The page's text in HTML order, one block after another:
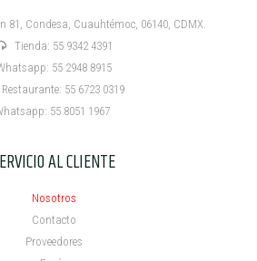
Condesa, Cuauhtémoc, 06140, CDMX.
Tienda: 55 9342 4391
55 2948 8915
55 6723 0319
55 8051 1967
AL CLIENTE
Nosotros
Contacto
Proveedores